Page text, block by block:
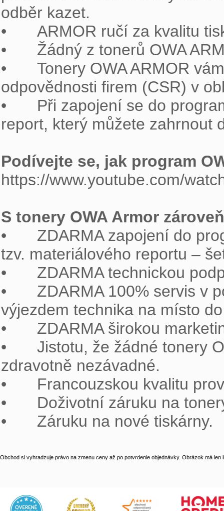
odběr kazet.
•	ARMOR ručí za kvalitu tisku.
•	Žádný z tonerů OWA ARMOR neporušuje patentové právo.
•	Tonery OWA ARMOR vám umožňují splnit požadavky společenské
odpovědnosti firem (CSR) v
•	Při zapojení se do programu OWA získáváte automaticky tzv. Materiálový
report, který můžete zahrnout
Podívejte se, jak program
https://www.youtube.com/
S tonery OWA Armor
•	ZDARMA zapojení do programu odběru vypsaných tonerů včetně získání
tzv. materiálového reportu –
•	ZDARMA technickou podporu na zákaznické lince 800 157 928.
•	ZDARMA 100% servis v podobě sítě specializovaných firem s operativním
výjezdem technika na místo
•	ZDARMA širokou marketingovou podporu pro partnery
•	Jistotu, že žádné tonery OWA ARMOR neporušují patenty a jsou
zdravotně nezávadné.
•	Francouzskou kvalitu prověřenou mezinárodními certifikáty.
•	Doživotní záruku na tonery OWA ARMOR.
•	Záruku na nové tiskárny.
Obchod si vyhradzuje právo na zmenu ceny až po potvrdenie objednávky. Obrázok má len